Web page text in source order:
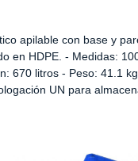
apilable con base y
en HDPE. - Medidas:
670 litros - Peso: 41.1
UN para